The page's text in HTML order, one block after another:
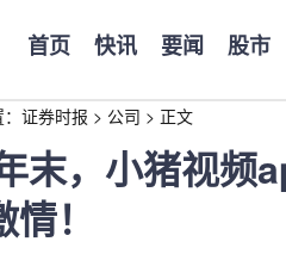
首页 快讯 要闻 股市
证券时报 > 公司 > 正文
末，小猪视频
！